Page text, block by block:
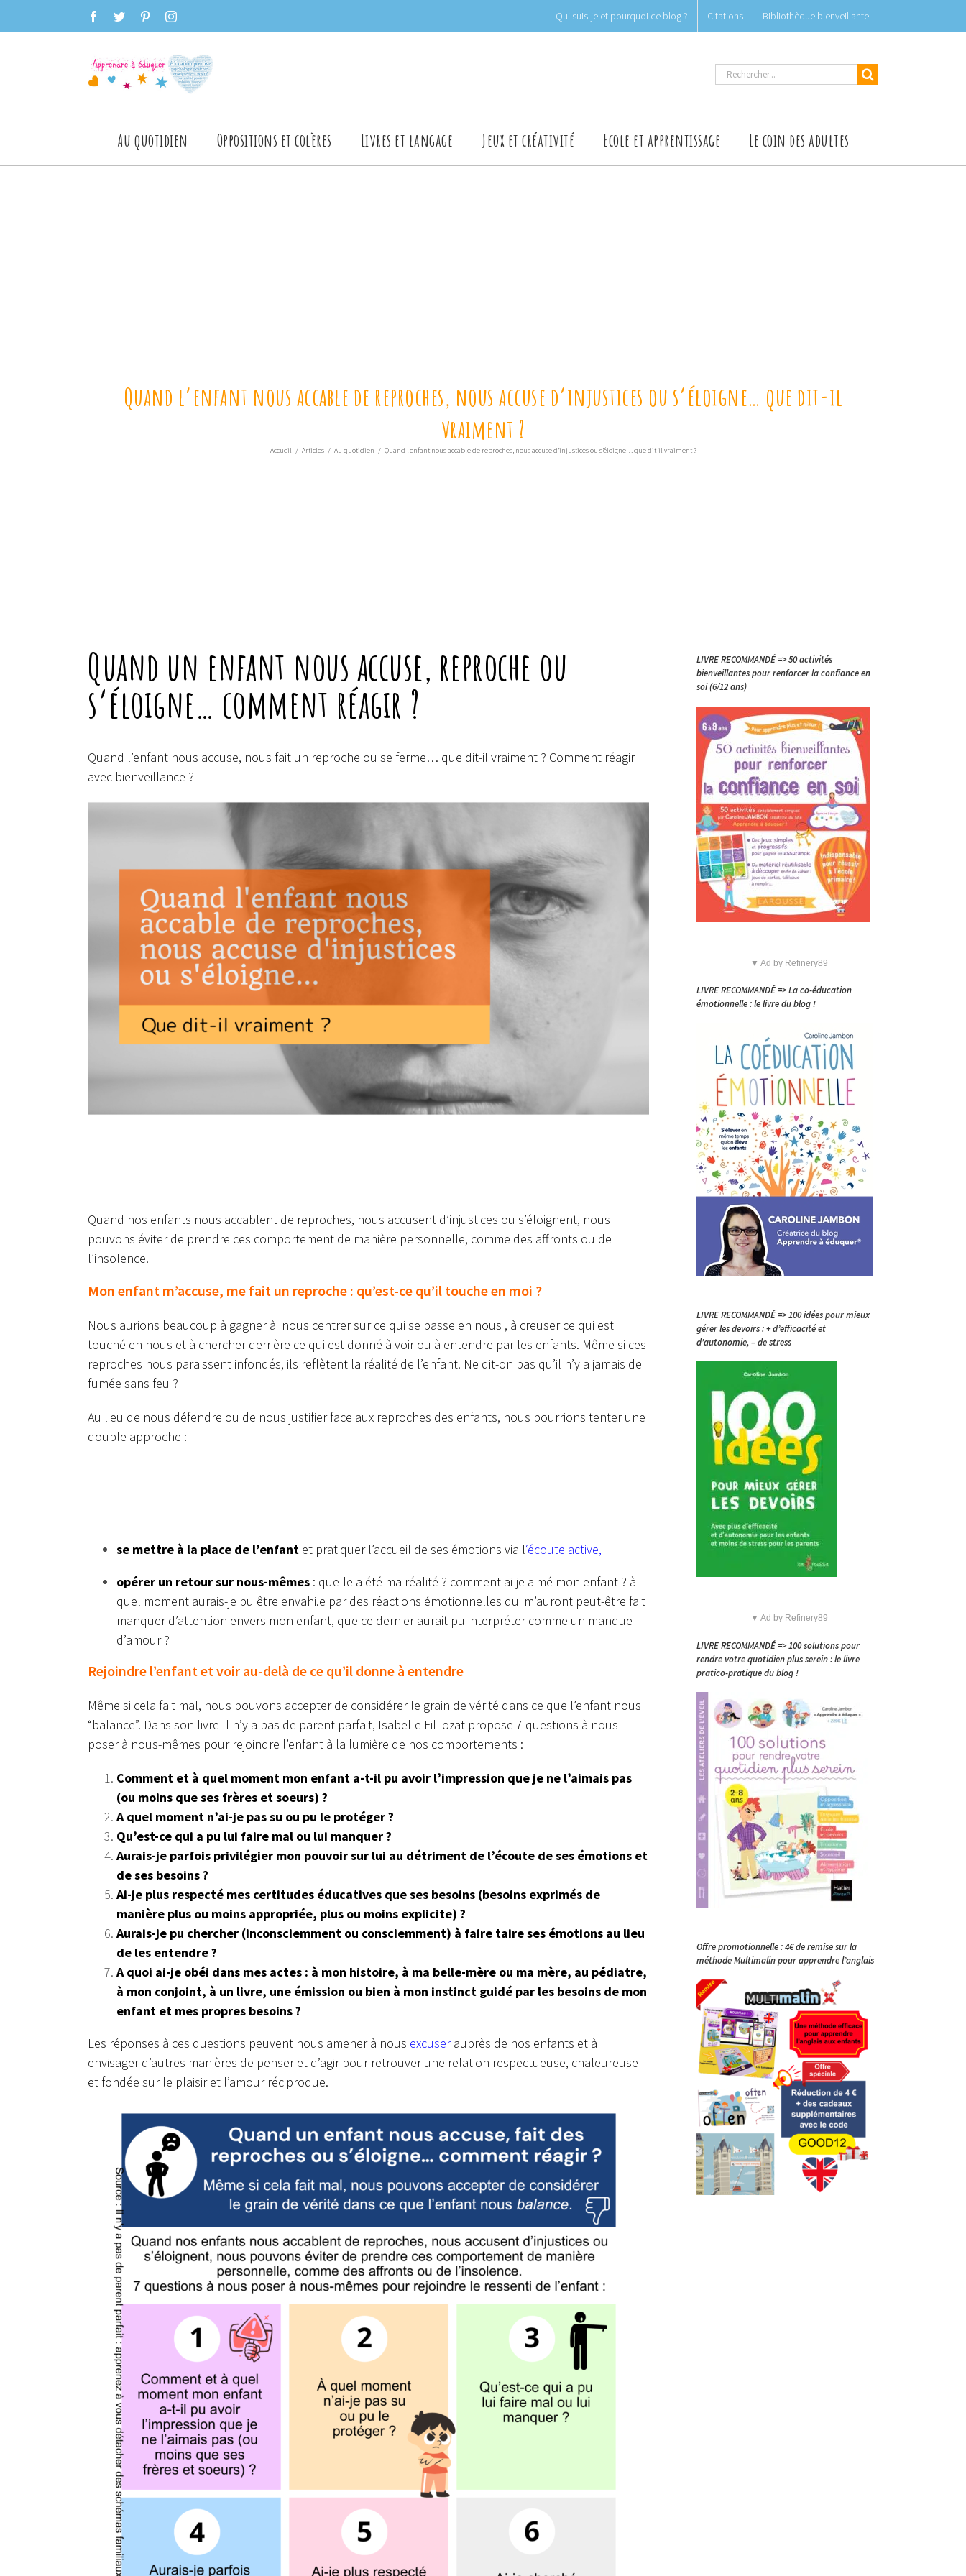
to
facebooktwitter pinterestinstagram Qui suis-je et pourquoi ce blog ? Citations Bibliothèque bienveillante
Rechercher
Rechercher
Au quotidien Oppositions et colères Livres et langage Jeux et créativité Ecole et apprentissage Le coin des adultes
Quand l’enfant nous accable de reproches, nous accuse d’injustices ou s’éloigne… que dit-il
vraiment ?
Accueil / Articles / Au quotidien / Quand l’enfant nous accable de reproches, nous accuse d’injustices ou s’éloigne… que dit-il vraiment ?
Quand un enfant nous accuse, reproche ou
s’éloigne… comment réagir ?
Quand l’enfant nous accuse, nous fait un reproche ou se ferme… que dit-il vraiment ? Comment réagir
avec bienveillance ?
Quand nos enfants nous accablent de reproches, nous accusent d’injustices ou s’éloignent, nous
pouvons éviter de prendre ces comportement de manière personnelle, comme des affronts ou de
l’insolence.
Mon enfant m’accuse, me fait un reproche : qu’est-ce qu’il touche en moi ?
Nous aurions beaucoup à gagner à nous centrer sur ce qui se passe en nous , à creuser ce qui est
touché en nous et à chercher derrière ce qui est donné à voir ou à entendre par les enfants. Même si ces
reproches nous paraissent infondés, ils reflètent la réalité de l’enfant. Ne dit-on pas qu’il n’y a jamais de
fumée sans feu ?
Au lieu de nous défendre ou de nous justifier face aux reproches des enfants, nous pourrions tenter une
double approche :
se mettre à la place de l’enfant et pratiquer l’accueil de ses émotions via l‘écoute active,
opérer un retour sur nous-mêmes : quelle a été ma réalité ? comment ai-je aimé mon enfant ? à
quel moment aurais-je pu être envahi.e par des réactions émotionnelles qui m’auront peut-être fait
manquer d’attention envers mon enfant, que ce dernier aurait pu interpréter comme un manque
d’amour ?
Rejoindre l’enfant et voir au-delà de ce qu’il donne à entendre
Même si cela fait mal, nous pouvons accepter de considérer le grain de vérité dans ce que l’enfant nous
“balance”. Dans son livre Il n’y a pas de parent parfait, Isabelle Filliozat propose 7 questions à nous
poser à nous-mêmes pour rejoindre l’enfant à la lumière de nos comportements :
Comment et à quel moment mon enfant a-t-il pu avoir l’impression que je ne l’aimais pas
(ou moins que ses frères et soeurs) ?
A quel moment n’ai-je pas su ou pu le protéger ?
Qu’est-ce qui a pu lui faire mal ou lui manquer ?
Aurais-je parfois privilégier mon pouvoir sur lui au détriment de l’écoute de ses émotions et
de ses besoins ?
Ai-je plus respecté mes certitudes éducatives que ses besoins (besoins exprimés de
manière plus ou moins appropriée, plus ou moins explicite) ?
Aurais-je pu chercher (inconsciemment ou consciemment) à faire taire ses émotions au lieu
de les entendre ?
A quoi ai-je obéi dans mes actes : à mon histoire, à ma belle-mère ou ma mère, au pédiatre,
à mon conjoint, à un livre, une émission ou bien à mon instinct guidé par les besoins de mon
enfant et mes propres besoins ?
Les réponses à ces questions peuvent nous amener à nous excuserauprès de nos enfants et à
envisager d’autres manières de penser et d’agir pour retrouver une relation respectueuse, chaleureuse
et fondée sur le plaisir et l’amour réciproque.
LIVRE RECOMMANDÉ => 50 activités
bienveillantes pour renforcer la confiance en
soi (6/12 ans)
▼ Ad by Refinery89
LIVRE RECOMMANDÉ => La co-éducation
émotionnelle : le livre du blog !
LIVRE RECOMMANDÉ => 100 idées pour mieux
gérer les devoirs : + d’efficacité et
d’autonomie, – de stress
▼ Ad by Refinery89
LIVRE RECOMMANDÉ => 100 solutions pour
rendre votre quotidien plus serein : le livre
pratico-pratique du blog !
Offre promotionnelle : 4€ de remise sur la
méthode Multimalin pour apprendre l’anglais